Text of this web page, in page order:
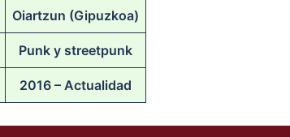
Oiartzun (Gipuzkoa)
Punk y streetpunk
2016 – Actualidad